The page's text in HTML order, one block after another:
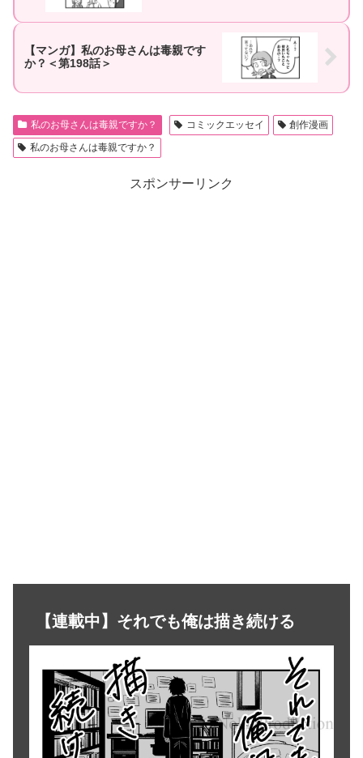
【マンガ】私のお母さんは毒親です
か？＜第198話＞
私のお母さんは毒親ですか？ コミックエッセイ
創作漫画
私のお母さんは毒親ですか？
スポンサーリンク
【連載中】それでも俺は描き続ける